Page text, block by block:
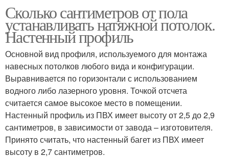
Сколько сантиметров от пола
устанавливать натяжной потолок.
Настенный профиль
Основной вид профиля, используемого для монтажа
навесных потолков любого вида и конфигурации.
Выравнивается по горизонтали с использованием
водного либо лазерного уровня. Точкой отсчета
считается самое высокое место в помещении.
Настенный профиль из ПВХ имеет высоту от 2,5 до 2,9
сантиметров, в зависимости от завода – изготовителя.
Принято считать, что настенный багет из ПВХ имеет
высоту в 2,7 сантиметров.